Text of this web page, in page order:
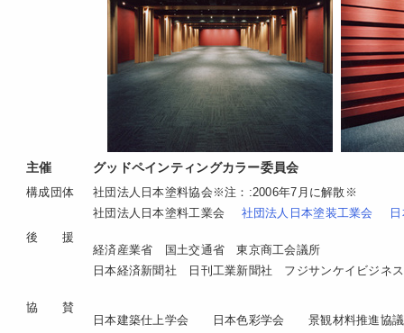
主催 グッドペインティングカラー委員会
構成団体
社団法人日本塗料協会※注：:2006年7月に解散※
社団法人日本塗料工業会
社団法人日本塗装工業会
後 援
経済産業省 国土交通省 東京商工会議所
日本経済新聞社 日刊工業新聞社 フジサンケイビジネ
協 賛
日本建築仕上学会 日本色彩学会 景観材料推進協